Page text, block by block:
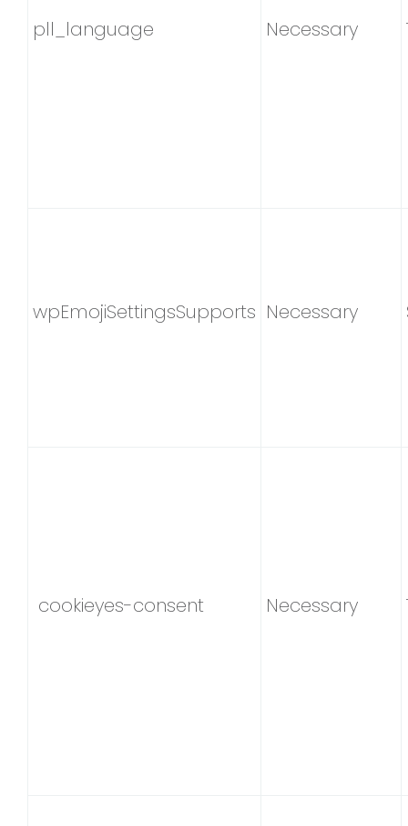
pll_language Necessary
wpEmojiSettingsSupports Necessary
cookieyes-consent Necessary